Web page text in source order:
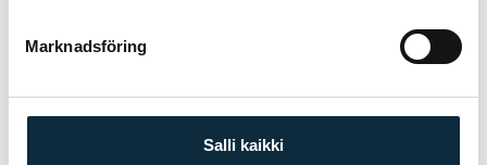
Marknadsföring
Salli kaikki
01 Tillverkarens garanti på alla produkter
Auktoriserad återförsäljare — garantiservice i